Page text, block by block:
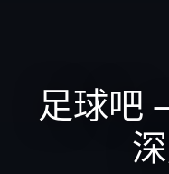
足球吧